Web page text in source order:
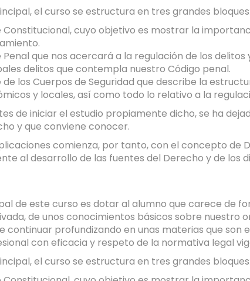
el curso se estructura en tres grandes bloques:
Constitucional, cuyo objetivo es mostrar la
Penal que nos acercará a la regulación de los
delitos que contempla nuestro Código penal.
de los Cuerpos de Seguridad que describe la
y locales, así como todo lo relativo a la
de iniciar el estudio propiamente dicho, se ha
y que conviene conocer.
comienza, por tanto, con el concepto de
al desarrollo de las fuentes del Derecho y de
de este curso es dotar al alumno que carece de
de unos conocimientos básicos sobre
continuar profundizando en unas materias que
con eficacia y respeto de la normativa legal
el curso se estructura en tres grandes bloques: